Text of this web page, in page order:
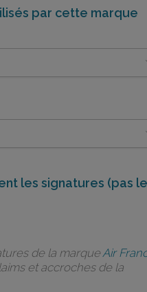
par cette marque
les signatures (pas
de la marqueAir
et accroches de la